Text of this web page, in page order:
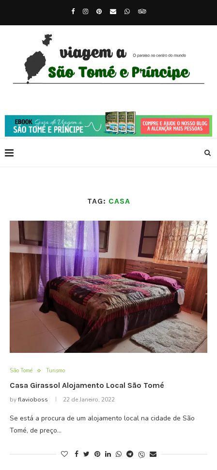
TAG: CASA
São Tomé Turismo
Casa Girassol Alojamento Local São Tomé
byflavioboss 22 de Janeiro, 2022
Se está a procura de um alojamento local na cidade de São
Tomé, de preço…